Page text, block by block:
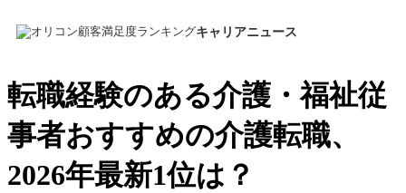
キャリアニュース
転職経験のある介護・福祉従
事者おすすめの介護転職、
2026年最新1位は？